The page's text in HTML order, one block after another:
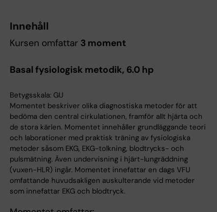
Innehåll
Kursen omfattar 3 moment
Basal fysiologisk metodik, 6.0 hp
Betygsskala: GU
Momentet beskriver olika diagnostiska metoder för att
bedöma den central cirkulationen, framför allt hjärta och
de stora kärlen. Momentet innehåller grundläggande teori
och laborationer med praktisk träning av fysiologiska
metoder såsom EKG, EKG-tolkning, blodtrycks- och
pulsmätning. Även undervisning i hjärt-lungräddning
(vuxen-HLR) ingår. Momentet innefattar en dags VFU
omfattande huvudsakligen auskulterande vid metoder
som innefattar EKG och blodtryck.